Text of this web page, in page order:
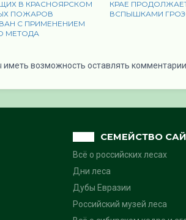
В КРАСНОЯРСКОМ
ПОЖАРОВ
С ПРИМЕНЕНИЕМ
МЕТОДА
КРАЕ
ВСПЫШКАМИ
иметь возможность оставлять
СЕМЕЙСТВО
Всё о российских лесах
Дни леса
Дубы Евразии
Российский музей леса